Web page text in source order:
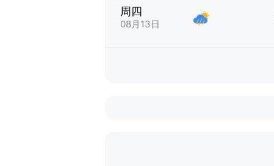
周四
08月13日